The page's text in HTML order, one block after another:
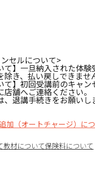
セルについて>
て】一旦納入された体
除き、払い戻しできませ
て】初回受講前のキャ
舗へご連絡ください。
退講手続きをお願いし
加（オートチャージ）に
教材について保険料について